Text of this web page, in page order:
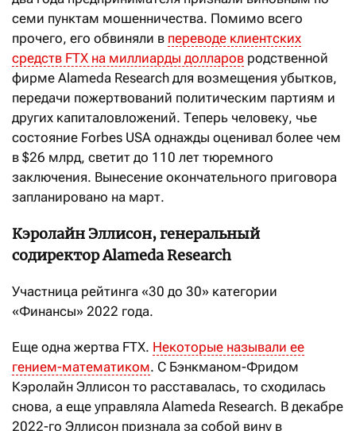
семи пунктам мошенничества. Помимо всего
прочего, его обвиняли в переводе клиентских
средств FTX на миллиарды долларов родственной
фирме Alameda Research для возмещения убытков,
передачи пожертвований политическим партиям и
других капиталовложений. Теперь человеку, чье
состояние Forbes USA однажды оценивал более чем
в $26 млрд, светит до 110 лет тюремного
заключения. Вынесение окончательного приговора
запланировано на март.
Кэролайн Эллисон, генеральный
содиректор Alameda Research
Участница рейтинга «30 до 30» категории
«Финансы» 2022 года.
Еще одна жертва FTX. Некоторые называли ее
гением-математиком. С Бэнкманом-Фридом
Кэролайн Эллисон то расставалась, то сходилась
снова, а еще управляла Alameda Research. В декабре
2022-го Эллисон признала за собой вину в